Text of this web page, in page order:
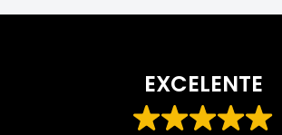
EXCELENTE